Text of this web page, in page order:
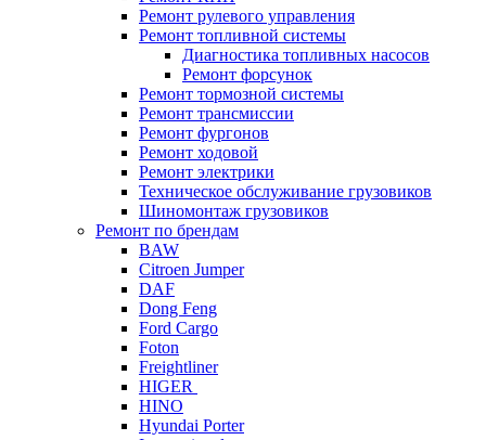
Ремонт рулевого управления
Ремонт топливной системы
Диагностика топливных насосов
Ремонт форсунок
Ремонт тормозной системы
Ремонт трансмиссии
Ремонт фургонов
Ремонт ходовой
Ремонт электрики
Техническое обслуживание грузовиков
Шиномонтаж грузовиков
Ремонт по брендам
BAW
Citroen Jumper
DAF
Dong Feng
Ford Cargo
Foton
Freightliner
HIGER
HINO
Hyundai Porter